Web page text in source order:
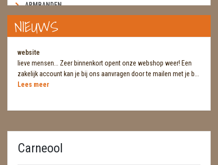
ARMBANDEN
BOEKEN & KAARTEN E.A.R.T.H.
BROEKZAKSTENEN
CADEAUBONNEN
DIERTJES
DIVERSE
ENGELEN
NIEUWS
website
lieve mensen... Zeer binnenkort opent onze webshop weer! Een
zakelijk account kan je bij ons aanvragen door te mailen met je b...
Lees meer
Carneool